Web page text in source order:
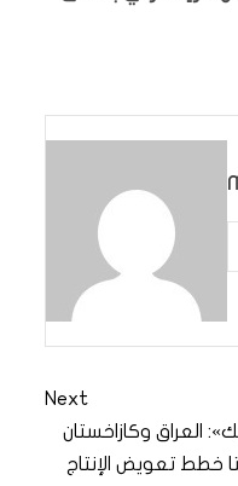
Next
العراق وكازاخستان
خطط تعويض الإنتاج